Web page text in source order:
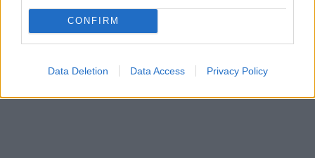
CONFIRM
Data Deletion Data Access Privacy Policy